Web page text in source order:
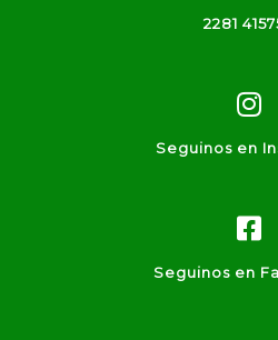
2281
Seguinos en
Seguinos en